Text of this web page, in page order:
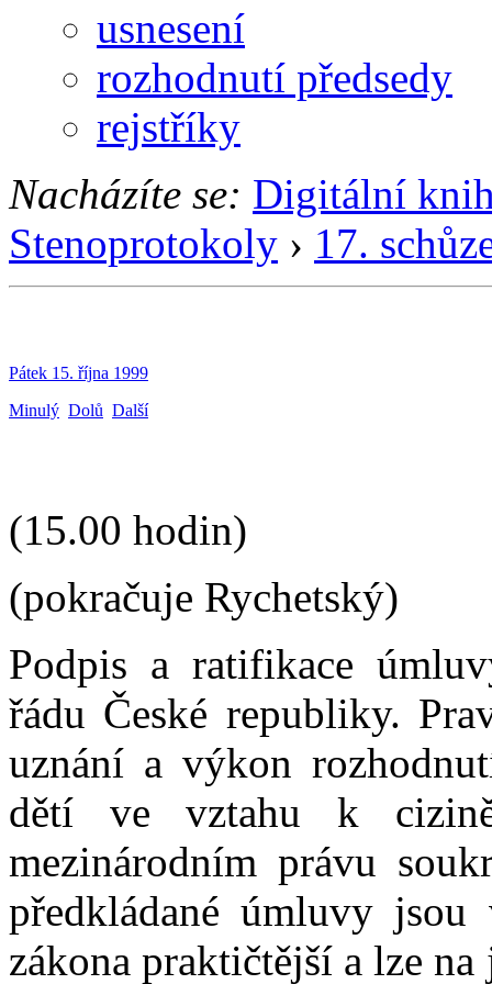
usnesení
rozhodnutí předsedy
rejstříky
Nacházíte se: Digitální
Stenoprotokoly › 17.
Pátek 15. října 1999
Minulý Dolů Další
(15.00 hodin)
(pokračuje Rychetský)
Podpis a ratifikace
řádu České republiky.
uznání a výkon
dětí ve vztahu k
mezinárodním právu
předkládané úmluvy
zákona praktičtější a lze